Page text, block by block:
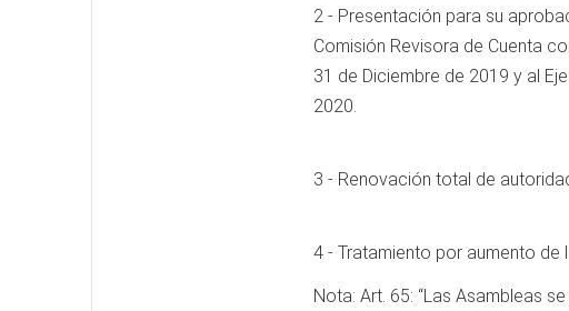
2 - Presentación para su
Comisión Revisora de Cuenta
31 de Diciembre de 2019 y al
2020.
3 - Renovación total de
4 - Tratamiento por aumento de
Nota: Art. 65: “Las Asambleas